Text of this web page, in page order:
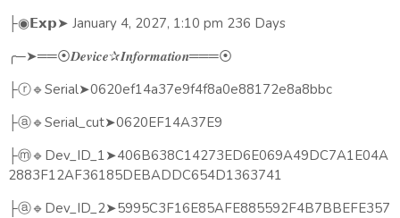
├◉𝗘𝘅𝗽➤ January 4, 2027, 1:10 pm 236 Days
╭─➤══⦿𝑫𝒆𝒗𝒊𝒄𝒆✰𝑰𝒏𝒇𝒐𝒓𝒎𝒂𝒕𝒊𝒐𝒏═══⦿
├ⓡ🔹Serial➤0620ef14a37e9f4f8a0e88172e8a8bbc
├ⓐ🔹Serial_cut➤0620EF14A37E9
├ⓜ🔹 Dev_ID_1➤406B638C14273ED6E069A49DC7A1E04A
2883F12AF36185DEBADDC654D1363741
├ⓐ🔹 Dev_ID_2➤5995C3F16E85AFE885592F4B7BBEFE357